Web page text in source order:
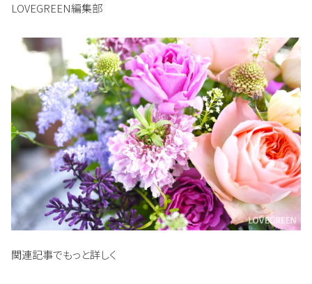
LOVEGREEN編集部
関連記事でもっと詳しく